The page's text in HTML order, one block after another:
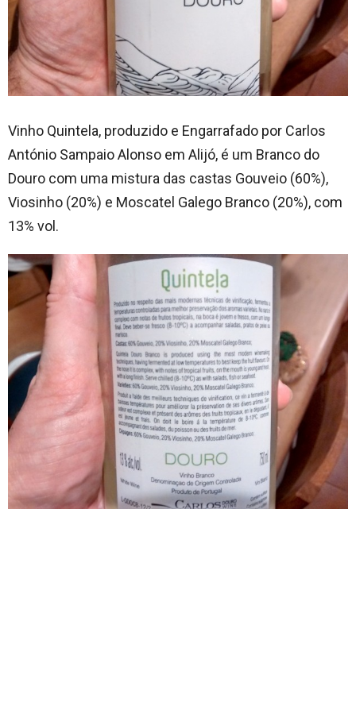
Vinho Quintela, produzido e Engarrafado por Carlos
António Sampaio Alonso em Alijó, é um Branco do
Douro com uma mistura das castas Gouveio (60%),
Viosinho (20%) e Moscatel Galego Branco (20%), com
13% vol.